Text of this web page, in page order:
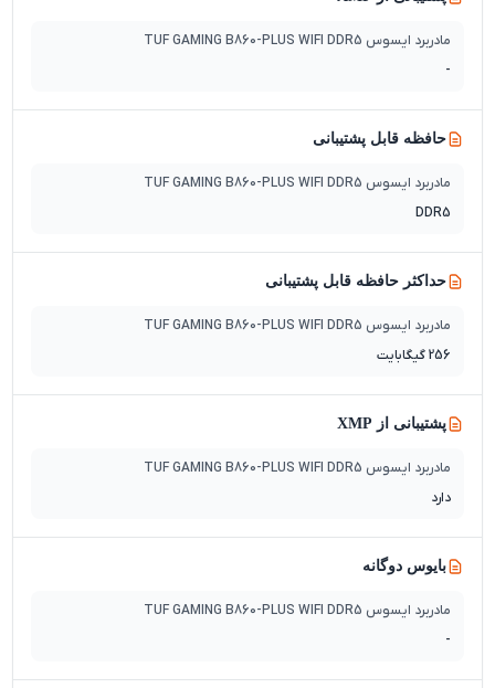
مادربرد ایسوس TUF GAMING B860-PLUS WIFI DDR5
-
حافظه قابل پشتیبانی
مادربرد ایسوس TUF GAMING B860-PLUS WIFI DDR5
DDR5
حداکثر حافظه قابل پشتیبانی
مادربرد ایسوس TUF GAMING B860-PLUS WIFI DDR5
256 گیگابایت
پشتیبانی از XMP
مادربرد ایسوس TUF GAMING B860-PLUS WIFI DDR5
دارد
بایوس دوگانه
مادربرد ایسوس TUF GAMING B860-PLUS WIFI DDR5
-